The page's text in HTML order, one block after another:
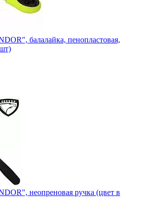
балалайка, пенопластовая,
неопреновая ручка (цвет в